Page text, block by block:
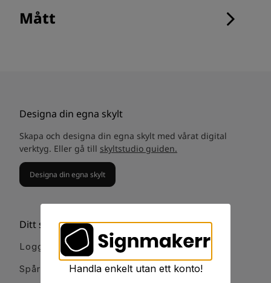
Mått
Designa din egna skylt
Skapa och designa din egna skylt med vårat digital
verktyg. Eller gå till skyltstudio guiden.
Designa din egna skylt
Ditt signmakerr
Logga in
Spåra orderHandla enkelt utan ett konto!